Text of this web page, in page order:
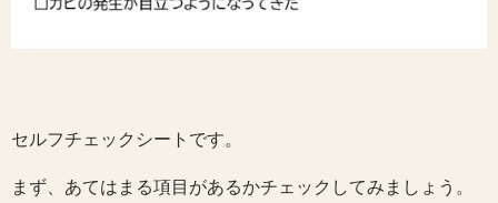
セルフチェックシートです。
まず、あてはまる項目があるかチェックしてみましょう。